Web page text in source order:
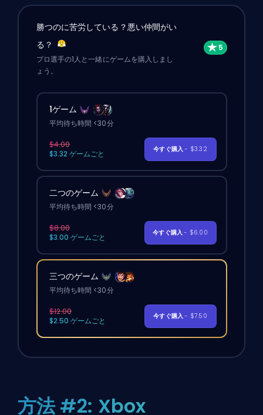
勝つのに苦労している？悪い仲間がい
る？
プロ選手の1人と一緒にゲームを購入しまし
ょう。
1ゲーム
平均待ち時間 <30分
$4.00
$3.32 ゲームごと
今すぐ購入- $3.32
二つのゲーム
平均待ち時間 <30分
$8.00
$3.00 ゲームごと
今すぐ購入- $6.00
三つのゲーム
平均待ち時間 <30分
$12.00
$2.50 ゲームごと
今すぐ購入- $7.50
方法 #2: Xbox